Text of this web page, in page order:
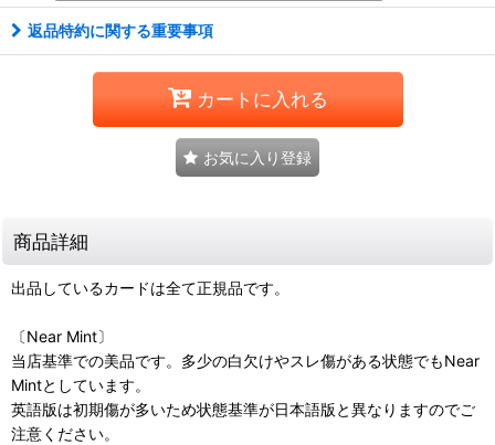
返品特約に関する重要事項
カートに入れる
お気に入り登録
商品詳細
出品しているカードは全て正規品です。
〔Near Mint〕
当店基準での美品です。多少の白欠けやスレ傷がある状態でもNear
Mintとしています。
英語版は初期傷が多いため状態基準が日本語版と異なりますのでご
注意ください。